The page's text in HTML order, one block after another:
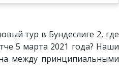
тур в Бундеслиге 2, где
5 марта 2021 года? Наши
между принципиальными